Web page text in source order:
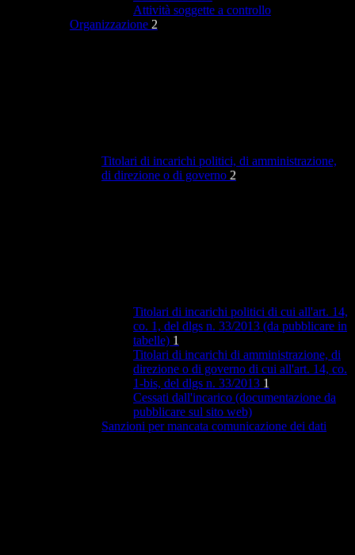
Attività soggette a controllo
Organizzazione 2
Titolari di incarichi politici, di amministrazione,
di direzione o di governo 2
Titolari di incarichi politici di cui all'art. 14,
co. 1, del dlgs n. 33/2013 (da pubblicare in
tabelle) 1
Titolari di incarichi di amministrazione, di
direzione o di governo di cui all'art. 14, co.
1-bis, del dlgs n. 33/2013 1
Cessati dall'incarico (documentazione da
pubblicare sul sito web)
Sanzioni per mancata comunicazione dei dati